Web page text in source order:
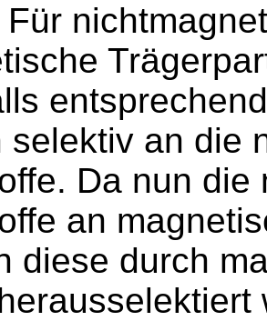
Für
selektiv an die
Da nun die
an
diese durch